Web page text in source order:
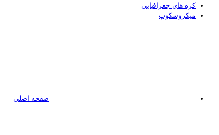
کره های جغرافیایی
میکروسکوپ
صفحه اصلی